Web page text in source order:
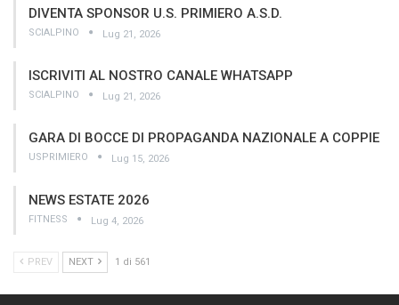
DIVENTA SPONSOR U.S. PRIMIERO A.S.D.
SCIALPINO Lug 21, 2026
ISCRIVITI AL NOSTRO CANALE WHATSAPP
SCIALPINO Lug 21, 2026
GARA DI BOCCE DI PROPAGANDA NAZIONALE A COPPIE
USPRIMIERO Lug 15, 2026
NEWS ESTATE 2026
FITNESS Lug 4, 2026
PREV NEXT 1 di 561